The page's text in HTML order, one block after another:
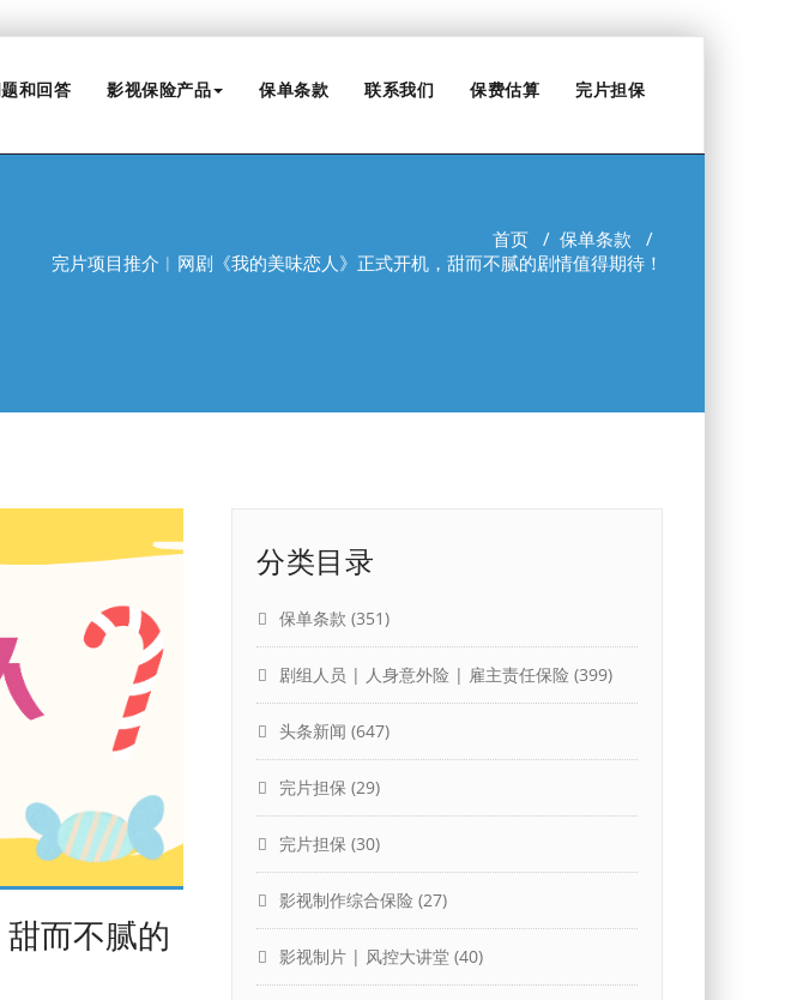
和回答 影视保险产品 保单条款 联系我们 保费估算 完片担保
首页 / 保单条款 /
完片项目推介︱网剧《我的美味恋人》正式开机，甜而不腻的剧情值得期待！
而不腻的
分类目录
保单条款 (351)
剧组人员 | 人身意外险 | 雇主责任保险 (399)
头条新闻 (647)
完片担保 (29)
完片担保 (30)
影视制作综合保险 (27)
影视制片 | 风控大讲堂 (40)